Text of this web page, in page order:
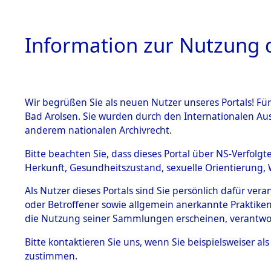
HOME
BESTÄNDE
Inhaftierungsdoku
mente
5. Verschiedenes
Todesmärsche
5.3.1 Alliierte
Information zur Nutzung
Wir begrüßen Sie als neuen Nutzer unseres Portals!
Bad Arolsen. Sie wurden durch den Internationalen
anderem nationalen Archivrecht.
Bitte beachten Sie, dass dieses Portal über NS-
Herkunft, Gesundheitszustand, sexuelle
Als Nutzer dieses Portals sind Sie persönlich dafür
oder Betroffener sowie allgemein anerkannte
die Nutzung seiner Sammlungen erscheinen,
Bitte kontaktieren Sie uns, wenn Sie beispielsweiser
zustimmen.